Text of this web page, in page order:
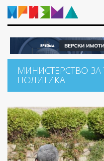
МИНИСТЕРСТВО
ПОЛИТИКА